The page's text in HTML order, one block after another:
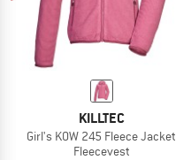
KILLTEC
Girl's KOW 245 Fleece Jacket
Fleecevest